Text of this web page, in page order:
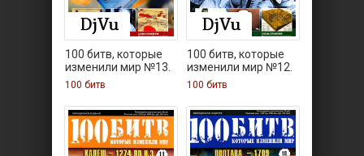
100 битв, которые
изменили мир №13.
100 битв
100 битв, которые
изменили мир №12.
100 битв